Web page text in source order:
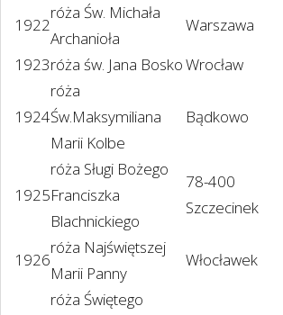
1922
róża Św. Michała
Archanioła
Warszawa
1923róża św. Jana BoskoWrocław
1924
róża
Św.Maksymiliana
Marii Kolbe
Bądkowo
1925
róża Sługi Bożego
Franciszka
Blachnickiego
78-400
Szczecinek
1926
róża Najświętszej
Marii Panny
Włocławek
róża Świętego